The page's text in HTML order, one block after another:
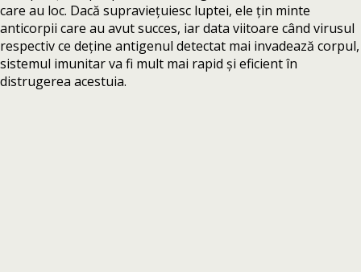
care au loc. Dacă supraviețuiesc luptei, ele țin minte
anticorpii care au avut succes, iar data viitoare când virusul
respectiv ce deține antigenul detectat mai invadează corpul,
sistemul imunitar va fi mult mai rapid și eficient în
distrugerea acestuia.